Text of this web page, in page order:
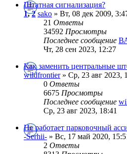
Штатная сигнализация?
1,2 sako » Вт, 08 дек 2009,
21 Ответы
34592 Просмотры
Последнее сообщение
Чт, 28 сен 2023, 12:27
Как заменить центральные
wildfrontier» Ср, 23 авг 2023,
0 Ответы
6675 Просмотры
Последнее сообщение
Ср, 23 авг 2023, 18:41
Не работает парковочный
-Serhii- » Вс, 17 май 2020,
2 Ответы